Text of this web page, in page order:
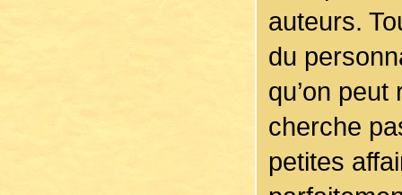
auteurs.
du
qu’on
cherche
petites